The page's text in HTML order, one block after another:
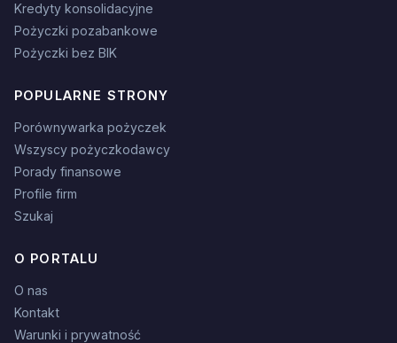
Kredyty konsolidacyjne
Pożyczki pozabankowe
Pożyczki bez BIK
POPULARNE STRONY
Porównywarka pożyczek
Wszyscy pożyczkodawcy
Porady finansowe
Profile firm
Szukaj
O PORTALU
O nas
Kontakt
Warunki i prywatność